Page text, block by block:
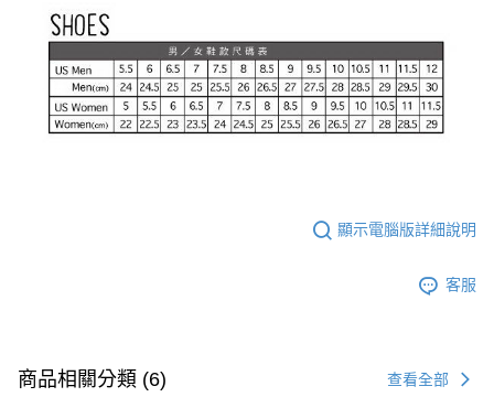
顯示電腦版詳細說明
客服
商品相關分類 (6) 查看全部